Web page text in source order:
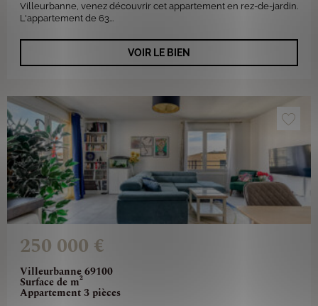
Villeurbanne, venez découvrir cet appartement en rez-de-jardin.
L'appartement de 63...
VOIR LE BIEN
Villeurbanne 69100
Surface de m²
Appartement 3 pièces
250 000 €